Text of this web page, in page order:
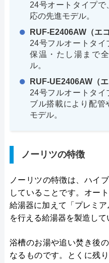
24号オートタイプ
応の先進モデル。
RUF-E2406AW（エ
24号フルオートタイ
保温・たし湯まで
ル。
RUF-UE2406AW（エ
24号フルオートタ
ブル搭載により配管
モデル。
ノーリツの特徴
ノーリツの特徴は、ハイ
していることです。オー
給湯器に加えて「プレミ
を行える給湯器を製造して
浴槽のお湯や追い焚き後
なるものです。とくに残